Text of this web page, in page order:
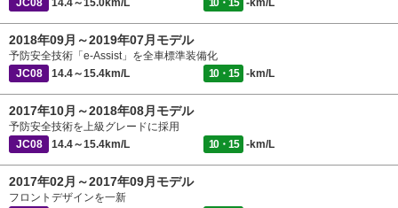
JC08
14.4～15.0km/L 10・15 -km/L
2018年09月～2019年07月モデル
予防安全技術「e-Assist」を全車標準装備化
JC08
14.4～15.4km/L 10・15 -km/L
2017年10月～2018年08月モデル
予防安全技術を上級グレードに採用
JC08
14.4～15.4km/L 10・15 -km/L
2017年02月～2017年09月モデル
フロントデザインを一新